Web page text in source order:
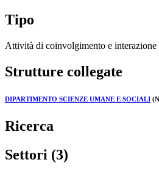
Tipo
Attività di coinvolgimento e
Strutture collegate
DIPARTIMENTO SCIENZE UMANE E SOCIALI
Ricerca
Settori (3)